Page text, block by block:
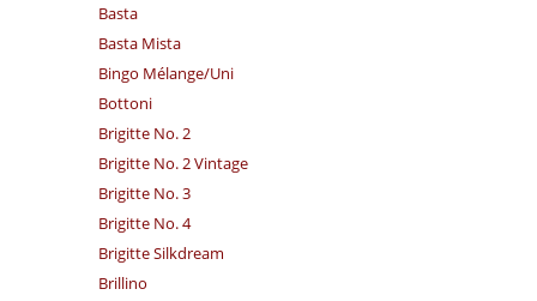
Basta
Basta Mista
Bingo Mélange/​Uni
Bottoni
Brigitte No. 2
Brigitte No. 2 Vintage
Brigitte No. 3
Brigitte No. 4
Brigitte Silkdream
Brillino